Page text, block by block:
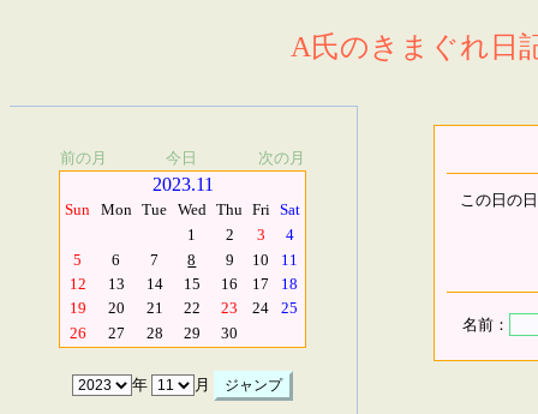
A氏のきまぐれ日
前の月 今日 次の月
2023.11
Sun Mon Tue Wed Thu Fri Sat
1
2 3
4
5
6 7 8 9 10
11
12
13 14 15 16 17
18
19
20 21 22 23 24
25
26
27 28 29 30
年 月
この日の
名前：